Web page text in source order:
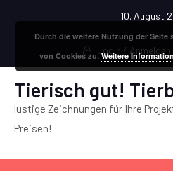
10. August
Login / Anmelden
Tierisch gut!
lustige Zeichnungen für Ihre
Preisen!
Durch die weitere Nutzung der
von Cookies zu.Weitere